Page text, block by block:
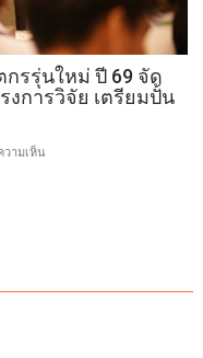
อาเซียน
ผนึก
เอฟเค
โอ
กรรุ่นใหม่ ปี 69 จัด
งการวิจัย เตรียมปั้น
วามเห็น
เฟ้น